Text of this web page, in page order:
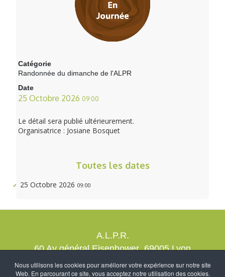
Nous utilisons les cookies pour améliorer votre expérience sur notre site
Web. En parcourant ce site, vous acceptez notre utilisation des cookies.
Catégorie
Randonnée du dimanche de l'ALPR
Date
25 Octobre 2026 09:00
Le détail sera publié ultérieurement.
Organisatrice : Josiane Bosquet
Toutes les dates
25 Octobre 2026 09:00
A.L.P.R.
60 Av général Eisenhower 69005 Lyon
Nous rejoindre